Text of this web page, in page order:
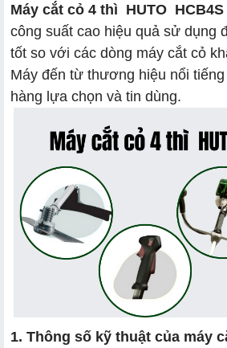
Máy cắt cỏ 4 thì HUTO HCB4S
công suất cao hiệu quả sử dụng
tốt so với các dòng máy cắt cỏ
Máy đến từ thương hiệu nổi
hàng lựa chọn và tin dùng.
1. Thông số kỹ thuật của máy